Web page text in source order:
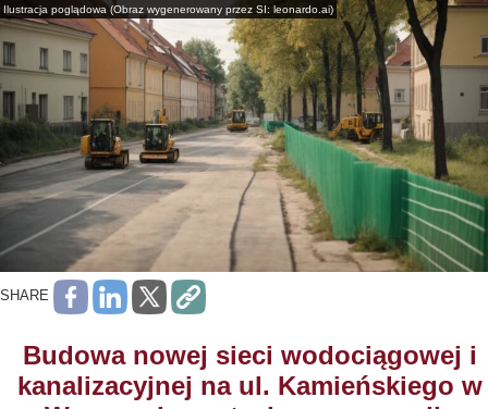
Ilustracja poglądowa (Obraz wygenerowany przez SI: leonardo.ai)
SHARE
Budowa nowej sieci wodociągowej i
kanalizacyjnej na ul. Kamieńskiego w